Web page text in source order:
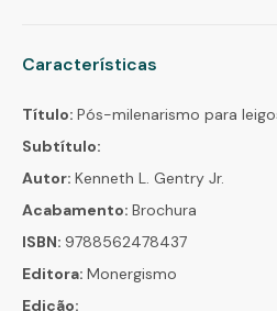
Características
Título: Pós-milenarismo para
Subtítulo:
Autor: Kenneth L. Gentry Jr.
Acabamento: Brochura
ISBN: 9788562478437
Editora: Monergismo
Edição: